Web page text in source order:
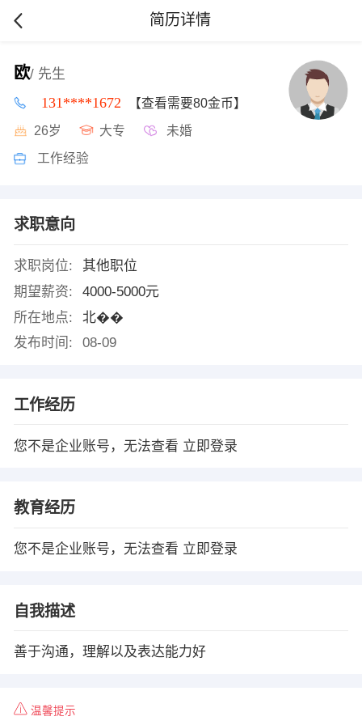
简历详情
欧/ 先生
131****1672 【查看需要80金币】
26岁 大专 未婚
工作经验
求职意向
求职岗位:
其他职位
期望薪资:
4000-5000元
所在地点:
北��
发布时间:
08-09
工作经历
您不是企业账号，无法查看 立即登录
教育经历
您不是企业账号，无法查看 立即登录
自我描述
善于沟通，理解以及表达能力好
温馨提示